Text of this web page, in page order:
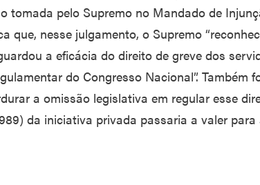
tomada pelo Supremo no Mandado de
que, nesse julgamento, o Supremo
a eficácia do direito de greve dos
do Congresso Nacional”. Também
a omissão legislativa em regular esse
da iniciativa privada passaria a valer